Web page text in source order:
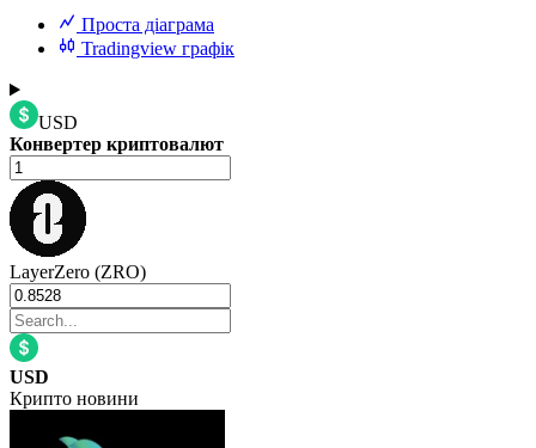
Проста діаграма
Tradingview графік
USD
Конвертер криптовалют
LayerZero (ZRO)
USD
Крипто новини